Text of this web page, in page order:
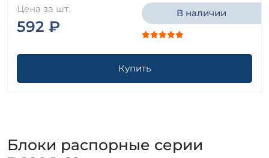
Цена за шт.
592 ₽
В наличии
Купить
Блоки распорные серии